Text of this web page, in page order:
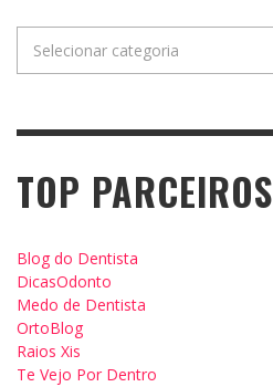
TOP PARCEIROS
Blog do Dentista
DicasOdonto
Medo de Dentista
OrtoBlog
Raios Xis
Te Vejo Por Dentro